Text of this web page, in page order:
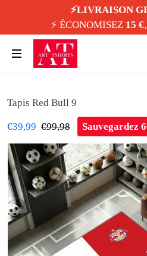
⚡️LIVRAISON
⚡️ ÉCONOMISEZ 15 €
Tapis Red Bull 9
€39,99 €99,98 Sauvegardez